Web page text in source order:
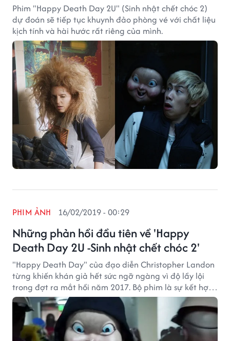
Phim "Happy Death Day 2U" (Sinh nhật chết chóc 2)
dự đoán sẽ tiếp tục khuynh đảo phòng vé với chất liệu
kịch tính và hài hước rất riêng của mình.
Những phản hồi đầu tiên về 'Happy
Death Day 2U -Sinh nhật chết chóc 2'
PHIM ẢNH 16/02/2019 - 00:29
"Happy Death Day" của đạo diễn Christopher Landon
từng khiến khán giả hết sức ngỡ ngàng vì độ lầy lội
trong đợt ra mắt hồi năm 2017. Bộ phim là sự kết hợp
hài hòa giữa yếu tố kinh dị và hài hước và nhanh
chóng trở thành một “bom tấn” kinh dị giành được
nhiều sự chú ý của khán giả.